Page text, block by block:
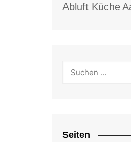
Abluft Küche
Seiten